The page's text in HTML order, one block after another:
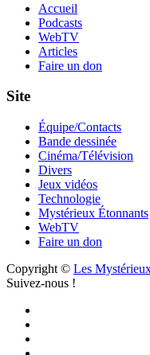
Accueil
Podcasts
WebTV
Articles
Faire un don
Site
Équipe/Contacts
Bande dessinée
Cinéma/Télévision
Divers
Jeux vidéos
Technologie
Mystérieux Étonnants
WebTV
Faire un don
Copyright © Les
Suivez-nous !